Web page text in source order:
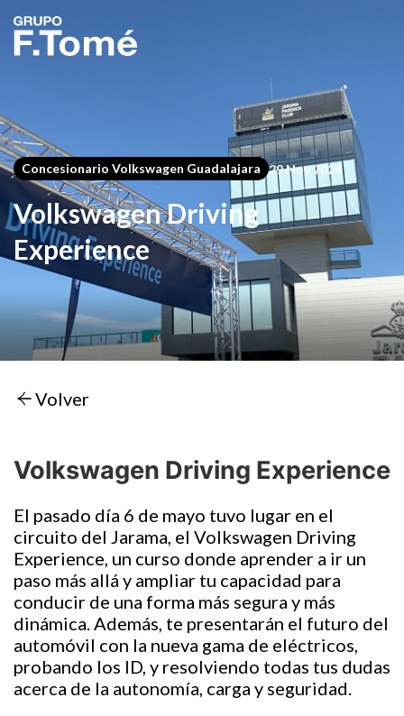
Concesionario Volkswagen Guadalajara 29 Nov 2024
Volkswagen Driving
Experience
Volver
Volkswagen Driving Experience
El pasado día 6 de mayo tuvo lugar en el
circuito del Jarama, el Volkswagen Driving
Experience, un curso donde aprender a ir un
paso más allá y ampliar tu capacidad para
conducir de una forma más segura y más
dinámica. Además, te presentarán el futuro del
automóvil con la nueva gama de eléctricos,
probando los ID, y resolviendo todas tus dudas
acerca de la autonomía, carga y seguridad.